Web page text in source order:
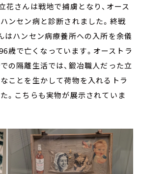
花さんは戦地で捕虜となり、オース
ンセン病と診断されました。終戦
はハンセン病療養所への入所を余儀
歳で亡くなっています。オーストラ
の隔離生活では、鍛冶職人だった立
ことを生かして荷物を入れるトラ
。こちらも実物が展示されていま